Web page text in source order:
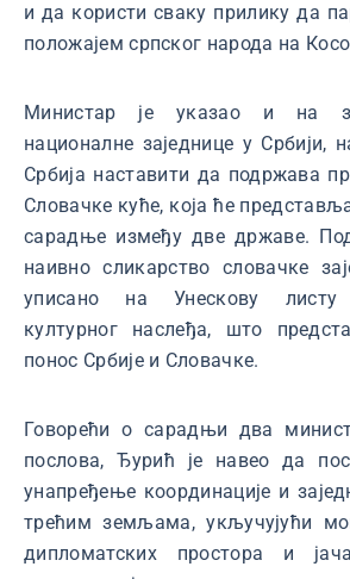
и да користи сваку прилику да
положајем српског народа на
Министар је указао и на
националне заједнице у Србији,
Србија наставити да подржава
Словачке куће, која ће
сарадње између две државе.
наивно сликарство словачке
уписано на Унескову листу
културног наслеђа, што
понос Србије и Словачке.
Говорећи о сарадњи два
послова, Ђурић је навео да
унапређење координације и
трећим земљама, укључујући
дипломатских простора и